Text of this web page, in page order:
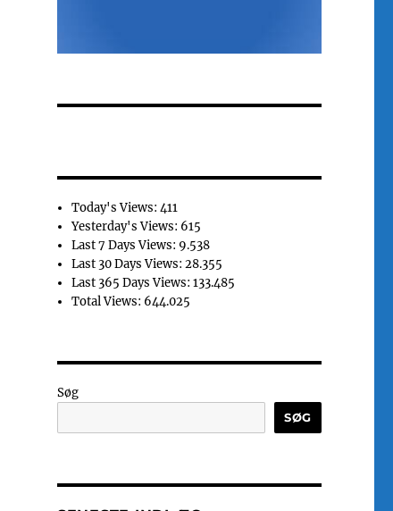
Today's Views:411
Yesterday's Views: 615
Last 7 Days Views: 9.538
Last 30 Days Views:28.355
Last 365 Days Views:133.485
Total Views: 644.025
Søg
SØG